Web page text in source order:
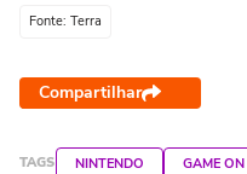
Fonte: Terra
Compartilhar
TAGS NINTENDO GAME ON